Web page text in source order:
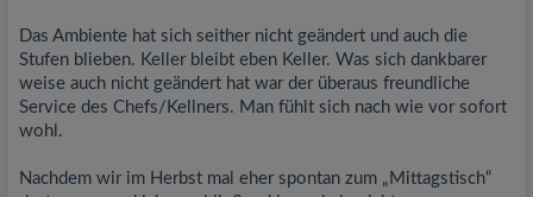
Das Ambiente hat sich seither nicht geändert und auch die
Stufen blieben. Keller bleibt eben Keller. Was sich dankbarer
weise auch nicht geändert hat war der überaus freundliche
Service des Chefs/Kellners. Man fühlt sich nach wie vor sofort
wohl.
Nachdem wir im Herbst mal eher spontan zum „Mittagstisch“